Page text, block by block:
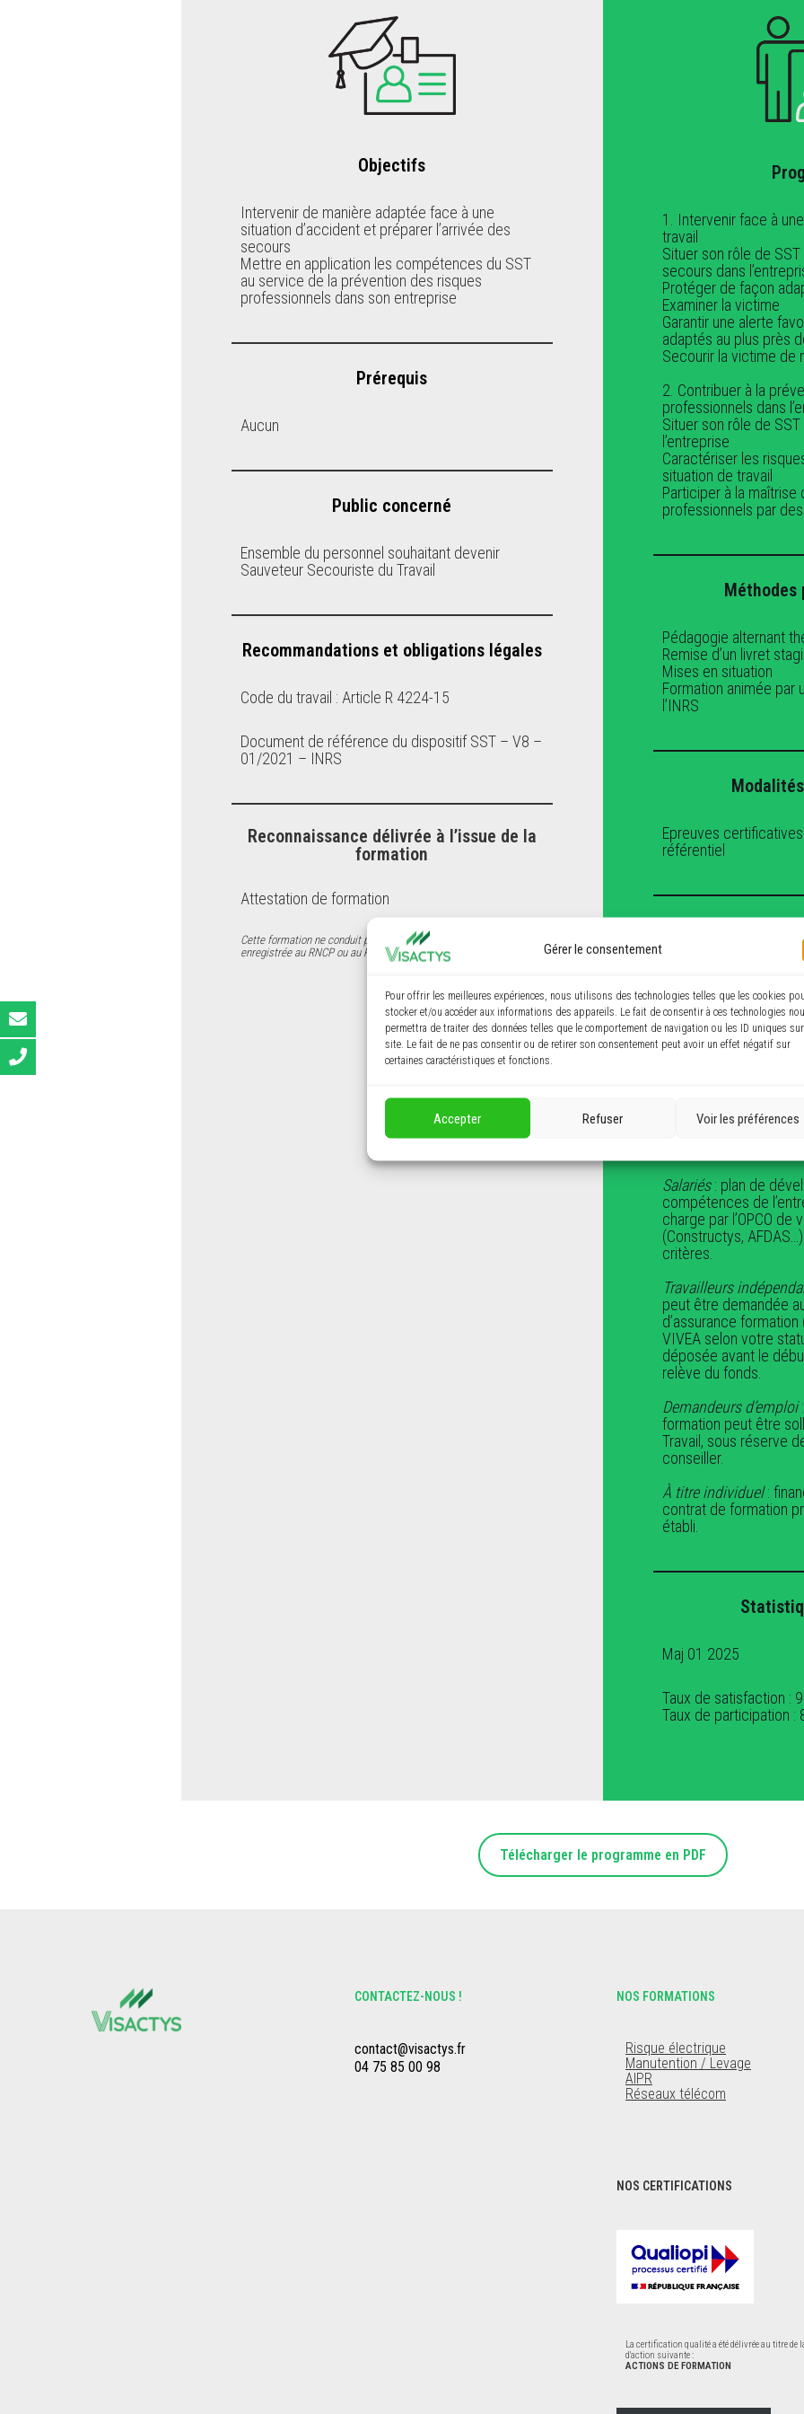
Gérer le consentement
Pour offrir les meilleures expériences, nous utilisons des technologies telles que les cookies
stocker et/ou accéder aux informations des appareils. Le fait de consentir à ces technologies
permettra de traiter des données telles que le comportement de navigation ou les ID uniques
site. Le fait de ne pas consentir ou de retirer son consentement peut avoir un effet négatif sur
certaines caractéristiques et fonctions.
Accepter Refuser Voir les préférences
Objectifs
Intervenir de manière adaptée face à une
situation d’accident et préparer l’arrivée des
secours
Mettre en application les compétences du SST
au service de la prévention des risques
professionnels dans son entreprise
Prérequis
Aucun
Public concerné
Ensemble du personnel souhaitant devenir
Sauveteur Secouriste du Travail
Recommandations et obligations légales
Code du travail : Article R 4224-15
Document de référence du dispositif SST – V8 –
01/2021 – INRS
Reconnaissance délivrée à l’issue de la
formation
Attestation de formation
Cette formation ne conduit pas à une certification professionnelle
enregistrée au RNCP ou au Répertoire spécifique.
1. Intervenir face à
travail
Situer son rôle de SST
secours dans
Protéger de façon
Examiner la victime
Garantir une alerte
adaptés au plus près
Secourir la victime de
2. Contribuer à la
professionnels dans
Situer son rôle de SST
l’entreprise
Caractériser les
situation de travail
Participer à la maîtrise
professionnels par
Méthodes
Pédagogie alternant
Remise d’un livret
Mises en situation
Formation animée par
l’INRS
Epreuves
référentiel
Délai
Visactys vous
possible en fonction
de celles du
En moyenne : 15 jours
Modalités
Salariés: plan de
compétences de
charge par l’OPCO de
(Constructys,
critères.
Travailleurs
peut être demandée
d’assurance formation
VIVEA selon votre
déposée avant le
relève du fonds.
Demandeurs d’emploi
formation peut être
Travail, sous réserve
conseiller.
À titre individuel:
contrat de formation
établi.
Maj 01 2025
Taux de satisfaction :
Taux de participation :
Télécharger le programme en PDF
CONTACTEZ-NOUS !
contact@visactys.fr
04 75 85 00 98
NOS FORMATIONS
Risque électrique
Manutention / Levage
AIPR
Réseaux télécom
NOS CERTIFICATIONS
La certification qualité a été délivrée au titre de
d'action suivante :
ACTIONS DE FORMATION